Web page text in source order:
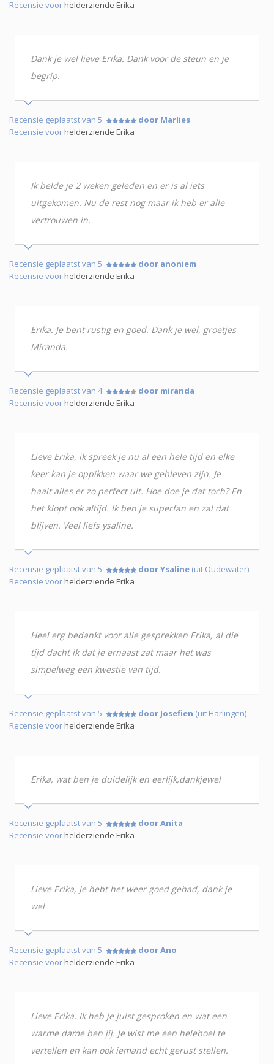
Recensie voorhelderziende Erika
Dank je wel lieve Erika. Dank voor de steun en je
begrip.
Recensie geplaatst van 5
door Marlies
Recensie voorhelderziende Erika
Ik belde je 2 weken geleden en er is al iets
uitgekomen. Nu de rest nog maar ik heb er alle
vertrouwen in.
Recensie geplaatst van 5
door anoniem
Recensie voorhelderziende Erika
Erika. Je bent rustig en goed. Dank je wel, groetjes
Miranda.
Recensie geplaatst van 4
door miranda
Recensie voorhelderziende Erika
Lieve Erika, ik spreek je nu al een hele tijd en elke
keer kan je oppikken waar we gebleven zijn. Je
haalt alles er zo perfect uit. Hoe doe je dat toch? En
het klopt ook altijd. Ik ben je superfan en zal dat
blijven. Veel liefs ysaline.
Recensie geplaatst van 5 door Ysaline (uit Oudewater)
Recensie voorhelderziende Erika
Heel erg bedankt voor alle gesprekken Erika, al die
tijd dacht ik dat je ernaast zat maar het was
simpelweg een kwestie van tijd.
Recensie geplaatst van 5 door Josefien (uit Harlingen)
Recensie voorhelderziende Erika
Erika, wat ben je duidelijk en eerlijk,dankjewel
Recensie geplaatst van 5
door Anita
Recensie voorhelderziende Erika
Lieve Erika, Je hebt het weer goed gehad, dank je
wel
Recensie geplaatst van 5
door Ano
Recensie voorhelderziende Erika
Lieve Erika. Ik heb je juist gesproken en wat een
warme dame ben jij. Je wist me een heleboel te
vertellen en kan ook iemand echt gerust stellen.